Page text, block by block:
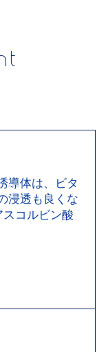
導体は、ビタ
浸透も良くな
コルビン酸